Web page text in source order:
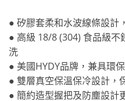
● 矽膠套柔和水波線條設計
● 高級 18/8 (304) 食品級不
洗
● 美國HYDY品牌，兼具環
● 雙層真空保溫保冷設計，
● 簡約造型握把及防塵設計